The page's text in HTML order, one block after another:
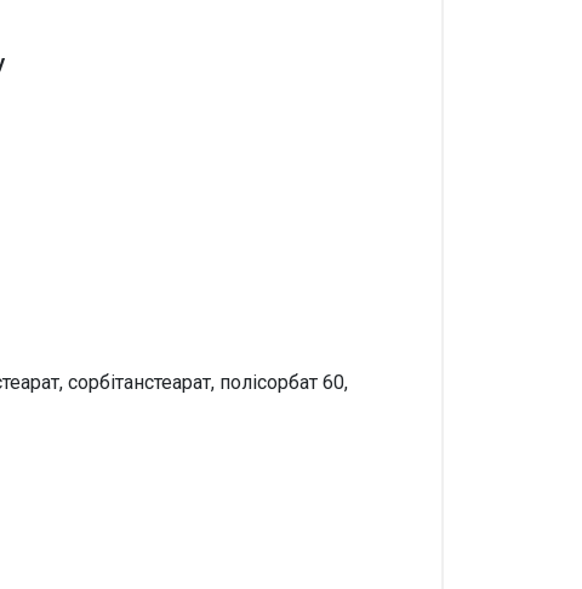
сорбітанстеарат, полісорбат 60,